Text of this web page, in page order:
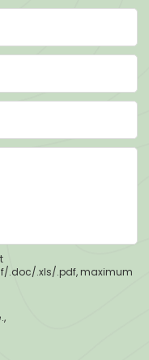
.doc/.xls/.pdf, maximum